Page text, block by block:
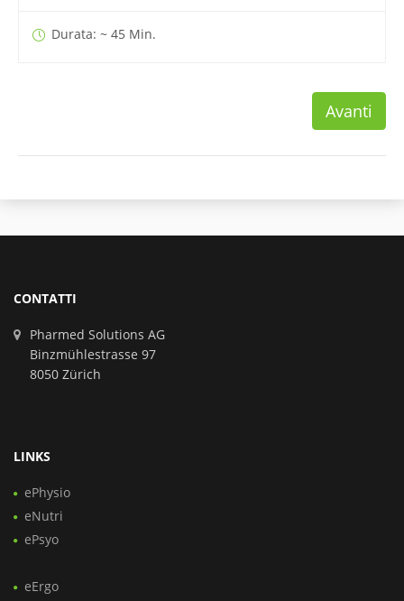
Durata: ~ 45 Min.
Avanti
CONTATTI
Pharmed Solutions AG
Binzmühlestrasse 97
8050 Zürich
LINKS
ePhysio
eNutri
ePsyo
eErgo